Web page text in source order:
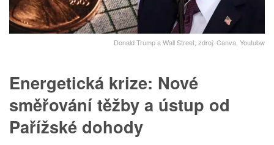
Donald Trump a Wall Street, zdroj: Canva, Youtubw
Energetická krize: Nové
směřování těžby a ústup od
Pařížské dohody